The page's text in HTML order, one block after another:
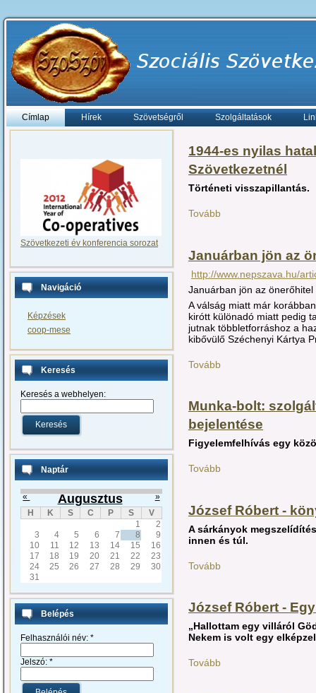
Címlap Hírek Szövetségről Szolgáltatások
Szövetkezeti év konferencia sorozat
Navigáció
Képzések
coop-mese
Keresés
Keresés a webhelyen:
Naptár
« Augusztus
»
H
K S C P S
V
1
2
3
4 5 6 7 8
9
10
11 12 13 14 15
16
17
18 19 20 21 22
23
24
25 26 27 28 29
30
31
Belépés
Felhasználói név: *
Jelszó: *
1944-es nyilas
Szövetkezetnél
Történeti visszapillantás.
Tovább
Januárban jön az
http://www.nepszava.hu/
Januárban jön az önerőhitel
A válság miatt már
kirótt különadó miatt pedig
jutnak többletforráshoz a
kibővülő Széchenyi Kártya
Tovább
Munka-bolt:
bejelentése
Figyelemfelhívás egy
Tovább
József Róbert -
A sárkányok
innen és túl.
Tovább
József Róbert -
„Hallottam egy villáról
Nekem is volt egy
Tovább